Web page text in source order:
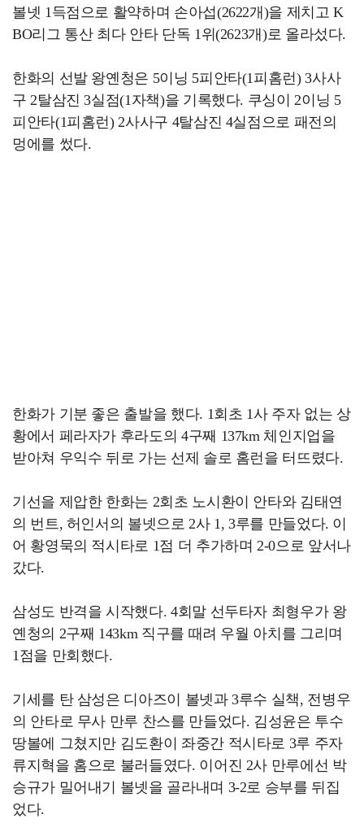
볼넷 1득점으로 활약하며 손아섭(2622개)을 제치고 K
BO리그 통산 최다 안타 단독 1위(2623개)로 올라섰다.
한화의 선발 왕옌청은 5이닝 5피안타(1피홈런) 3사사
구 2탈삼진 3실점(1자책)을 기록했다. 쿠싱이 2이닝 5
피안타(1피홈런) 2사사구 4탈삼진 4실점으로 패전의
멍에를 썼다.
한화가 기분 좋은 출발을 했다. 1회초 1사 주자 없는 상
황에서 페라자가 후라도의 4구째 137km 체인지업을
받아쳐 우익수 뒤로 가는 선제 솔로 홈런을 터뜨렸다.
기선을 제압한 한화는 2회초 노시환이 안타와 김태연
의 번트, 허인서의 볼넷으로 2사 1, 3루를 만들었다. 이
어 황영묵의 적시타로 1점 더 추가하며 2-0으로 앞서나
갔다.
삼성도 반격을 시작했다. 4회말 선두타자 최형우가 왕
옌청의 2구째 143km 직구를 때려 우월 아치를 그리며
1점을 만회했다.
기세를 탄 삼성은 디아즈이 볼넷과 3루수 실책, 전병우
의 안타로 무사 만루 찬스를 만들었다. 김성윤은 투수
땅볼에 그쳤지만 김도환이 좌중간 적시타로 3루 주자
류지혁을 홈으로 불러들였다. 이어진 2사 만루에선 박
승규가 밀어내기 볼넷을 골라내며 3-2로 승부를 뒤집
었다.